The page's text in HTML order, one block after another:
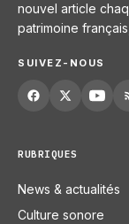
nouvel article
patrimoine
SUIVEZ-NOUS
RUBRIQUES
News & actualités
Culture sonore